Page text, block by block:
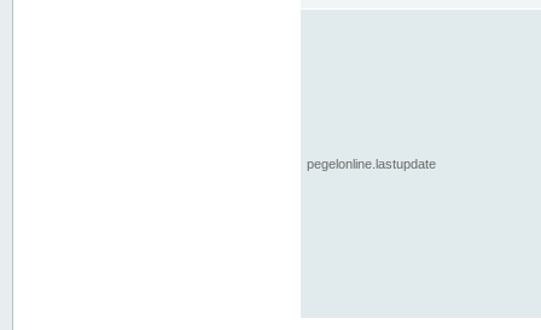
pegelonline.lastupdate